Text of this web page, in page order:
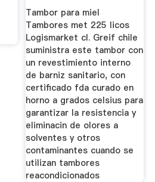
Tambor para miel
Tambores met 225 licos
Logismarket cl. Greif chile
suministra este tambor con
un revestimiento interno
de barniz sanitario, con
certificado fda curado en
horno a grados celsius para
garantizar la resistencia y
eliminacin de olores a
solventes y otros
contaminantes cuando se
utilizan tambores
reacondicionados